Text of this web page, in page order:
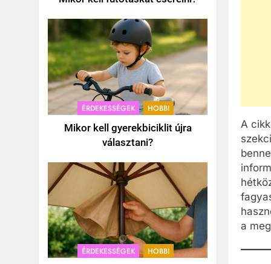
ÉRDEKESSÉGEK HOBBI
Mikor kell gyerekbiciklit újra
választani?
ÉRDEKESSÉGEK HOBBI
A
a